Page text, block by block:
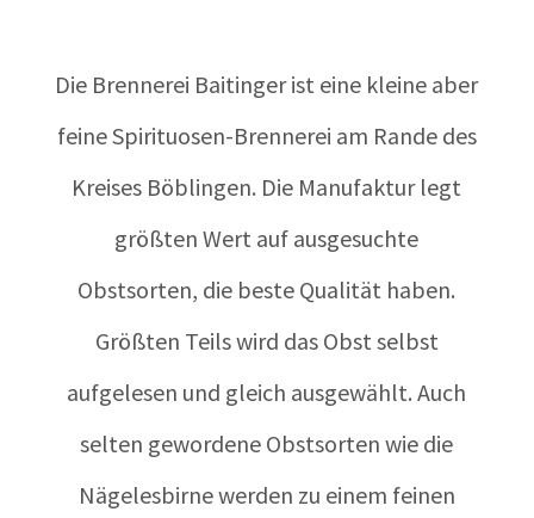
Die Brennerei Baitinger ist eine kleine aber
feine Spirituosen-Brennerei am Rande des
Kreises Böblingen. Die Manufaktur legt
größten Wert auf ausgesuchte
Obstsorten, die beste Qualität haben.
Größten Teils wird das Obst selbst
aufgelesen und gleich ausgewählt. Auch
selten gewordene Obstsorten wie die
Nägelesbirne werden zu einem feinen